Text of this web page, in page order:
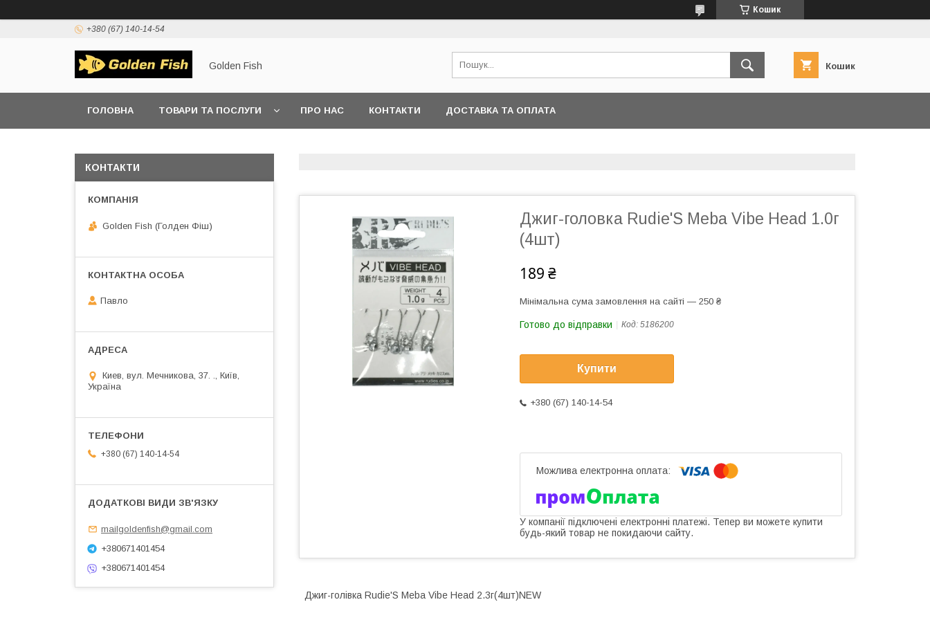
Кошик
+380 (67) 140-14-54
Golden Fish Кошик
ГОЛОВНА ТОВАРИ ТА ПОСЛУГИ ПРО НАС КОНТАКТИ ДОСТАВКА ТА ОПЛАТА
Джиг-головка Rudie'S Meba Vibe Head 1.0г
(4шт)
189 ₴
Мінімальна сума замовлення на сайті — 250 ₴
Готово до відправки Код: 5186200
Купити
+380 (67) 140-14-54
У компанії підключені електронні платежі. Тепер ви можете купити
будь-який товар не покидаючи сайту.
Джиг-голівка Rudie'S Meba Vibe Head 2.3г(4шт)NEW
КОНТАКТИ
Golden Fish (Голден Фіш)
Павло
Киев, вул. Мечникова, 37. ., Київ,
Україна
+380 (67) 140-14-54
mailgoldenfish@gmail.com
+380671401454
+380671401454